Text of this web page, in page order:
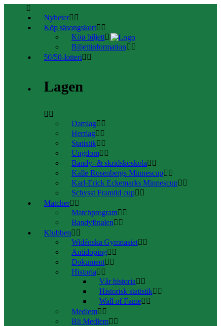
Nyheter
Köp säsongskort
Köp biljett
Biljettinformation
50/50-lotteri
Lagen
Damlag
Herrlag
Statistik
Ungdom
Bandy- & skridskoskola
Kalle Rosenbergs Minnescup
Karl-Erick Eckemarks Minnescup
Schysst Framtid cup
Matcher
Matchprogram
Bandyfinalen
Klubben
Widénska Gymnasiet
Antidoping
Dokument
Historia
Vår historia
Historisk statistik
Wall of Fame
Medlem
Bli Medlem